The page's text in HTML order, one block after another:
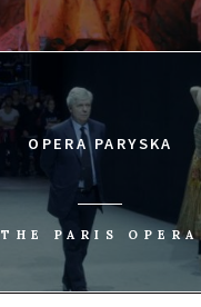
Udostępnij Udostępnij
OPERA PARYSKA
THE PARIS OPERA